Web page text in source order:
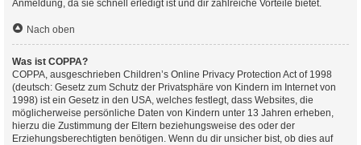
Anmeldung, da sie schnell erledigt ist und dir zahlreiche Vorteile bietet.
Nach oben
Was ist COPPA?
COPPA, ausgeschrieben Children’s Online Privacy Protection Act of 1998
(deutsch: Gesetz zum Schutz der Privatsphäre von Kindern im Internet von
1998) ist ein Gesetz in den USA, welches festlegt, dass Websites, die
möglicherweise persönliche Daten von Kindern unter 13 Jahren erheben,
hierzu die Zustimmung der Eltern beziehungsweise des oder der
Erziehungsberechtigten benötigen. Wenn du dir unsicher bist, ob dies auf